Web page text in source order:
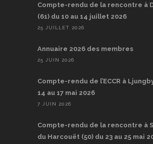
Compte-rendu de la rencontre à
(61) du 10 au 14 juillet 2026
25 JUILLET 2026
Annuaire 2026 des membres
25 JUIN 2026
Compte-rendu de l’ECCR à
14 au 17 mai 2026
7 JUIN 2026
Compte-rendu de la rencontre à
du Harcouët (50) du 23 au 25 mai